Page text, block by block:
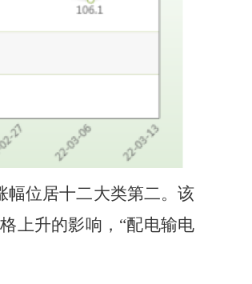
幅位居十二大类第二。该
上升的影响， “配电输电